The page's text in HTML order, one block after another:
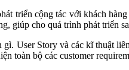
triển cộng tác với khách
giúp cho quá trình phát triển
User Story và các kĩ thuật
toàn bộ các customer